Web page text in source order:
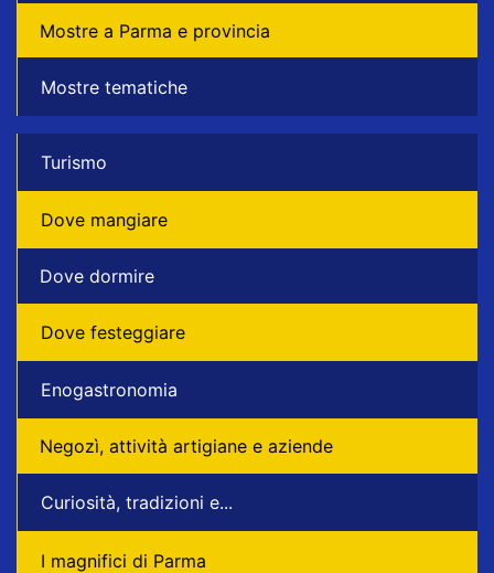
Mostre a Parma e provincia
Mostre tematiche
Turismo
Dove mangiare
Dove dormire
Dove festeggiare
Enogastronomia
Negozì, attività artigiane e aziende
Curiosità, tradizioni e...
I magnifici di Parma